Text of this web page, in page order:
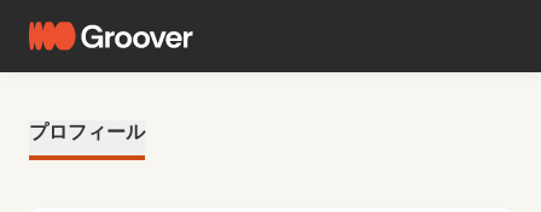
プロフィール